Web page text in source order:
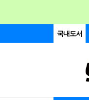
국내도서